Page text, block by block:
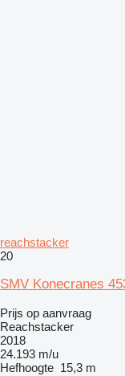
reachstacker
20
SMV Konecranes
Prijs op aanvraag
Reachstacker
2018
24.193 m/u
Hefhoogte 15,3 m